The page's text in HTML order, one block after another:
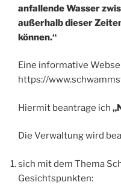
anfallende Wasser
außerhalb dieser
können.“
Eine informative
https://
Hiermit beantrage ich
Die Verwaltung wird
sich mit dem Thema
Gesichtspunkten: